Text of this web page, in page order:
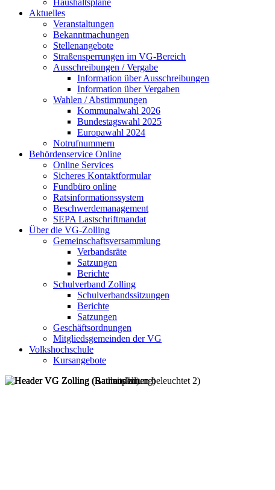
Haushaltspläne
Aktuelles
Veranstaltungen
Bekanntmachungen
Stellenangebote
Straßensperrungen im VG-Bereich
Ausschreibungen / Vergabe
Information über Ausschreibungen
Information über Vergaben
Wahlen / Abstimmungen
Kommunalwahl 2026
Bundestagswahl 2025
Europawahl 2024
Notrufnummern
Behördenservice Online
Online Services
Sicheres Kontaktformular
Fundbüro online
Ratsinformationssystem
Beschwerdemanagement
SEPA Lastschriftmandat
Über die VG-Zolling
Gemeinschaftsversammlung
Verbandsräte
Satzungen
Berichte
Schulverband Zolling
Schulverbandssitzungen
Berichte
Satzungen
Geschäftsordnungen
Mitgliedsgemeinden der VG
Volkshochschule
Kursangebote